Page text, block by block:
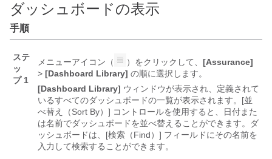
ダッシュボードの表示
手順
ステ
ッ
プ 1
メニューアイコン（ ）をクリックして、 [Assurance]
> [Dashboard Library] の順に選択します。
[Dashboard Library] ウィンドウが表示され、定義されて
いるすべてのダッシュボードの一覧が表示されます。[並
べ替え（Sort By）] コントロールを使用すると、日付また
は名前でダッシュボードを並べ替えることができます。ダ
ッシュボードは、[検索（Find）] フィールドにその名前を
入力して検索することができます。